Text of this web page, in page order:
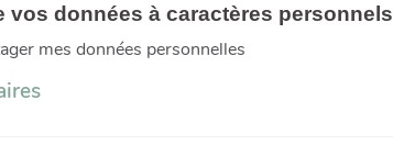
vos données à caractères personnels
mes données personnelles